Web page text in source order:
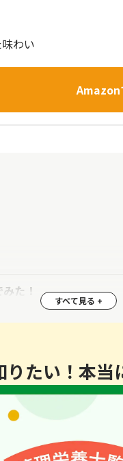
わい
Amazon
た！
りたい！本当